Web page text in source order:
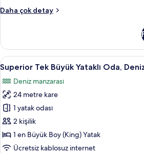
Manzaralı
fotoğrafları
görün
Daha çok detay
Superior
İki
Ayrı
Yataklı
Oda,
Dağ
Manzaralı
hakkında
daha
fazla
detay
Superior
Tek
Büyük
Yataklı
Oda,
Deniz
Manzaralı
için
6
Superior Tek Büyük Yataklı Oda,
Deniz manzarası
24 metre kare
1 yatak odası
2 kişilik
1 en Büyük Boy (King) Yatak
Ücretsiz kablosuz internet